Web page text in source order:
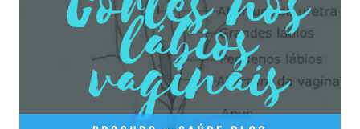
dias de pausa (semana de descanso ou pausa), durante estes
7 dias descerá o período menstrual, normalmente no 3° ou
4° dia da pausa. As caixas seguintes deverão ser tomadas
seguindo o esquema 1+7+21+7+21.... . Como iniciar a
yasminelle® Para iniciar a pilula yasminelle® a mulher deve
esperar pelo primeiro dia da menstruação e iniciar a pilula